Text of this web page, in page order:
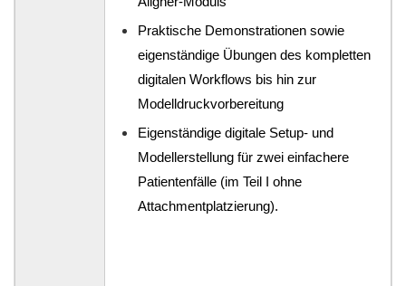
Praktische Demonstrationen sowie
eigenständige Übungen des kompletten
digitalen Workflows bis hin zur
Modelldruckvorbereitung
Eigenständige digitale Setup- und
Modellerstellung für zwei einfachere
Patientenfälle (im Teil I ohne
Attachmentplatzierung).